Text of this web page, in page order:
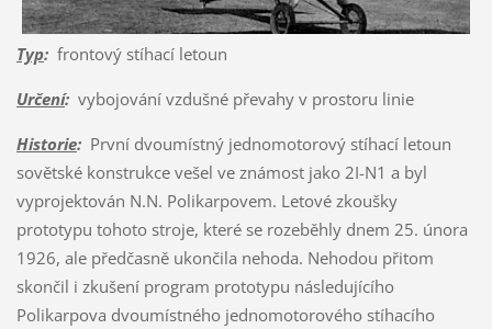
Typ:frontový stíhací letoun
Určení:vybojování vzdušné převahy v prostoru linie
Historie:První dvoumístný jednomotorový stíhací letoun
sovětské konstrukce vešel ve známost jako 2I-N1 a byl
vyprojektován N.N. Polikarpovem. Letové zkoušky
prototypu tohoto stroje, které se rozeběhly dnem 25. února
1926, ale předčasně ukončila nehoda. Nehodou přitom
skončil i zkušení program prototypu následujícího
Polikarpova dvoumístného jednomotorového stíhacího